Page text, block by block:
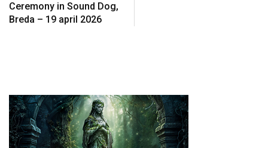
Ceremony in Sound Dog,
Breda – 19 april 2026